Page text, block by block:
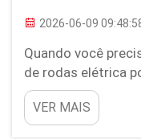
2026-06-09
Quando você
de rodas elétrica
diferencial. É
que o leva
problemas.
VER MAIS